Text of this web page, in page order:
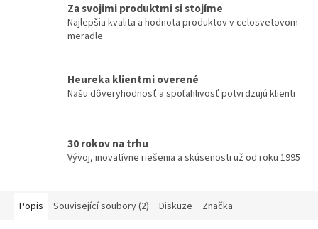
Za svojimi produktmi si stojíme
Najlepšia kvalita a hodnota produktov v celosvetovom
meradle
Heureka klientmi overené
Našu dôveryhodnosť a spoľahlivosť potvrdzujú klienti
30 rokov na trhu
Vývoj, inovatívne riešenia a skúsenosti už od roku 1995
Popis Související soubory (2) Diskuze Značka